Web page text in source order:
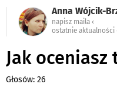
Anna Wójcik-
napisz maila ‹
ostatnie aktualności
Jak oceniasz
Głosów: 26